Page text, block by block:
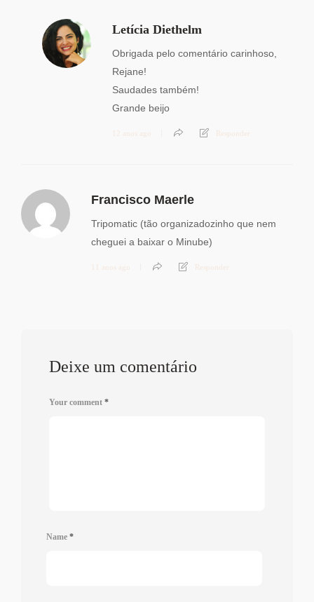
Letícia Diethelm
Obrigada pelo comentário carinhoso,
Rejane!
Saudades também!
Grande beijo
12 anos ago Responder
Francisco Maerle
Tripomatic (tão organizadozinho que nem
cheguei a baixar o Minube)
11 anos ago Responder
Deixe um comentário
Your comment *
Name *